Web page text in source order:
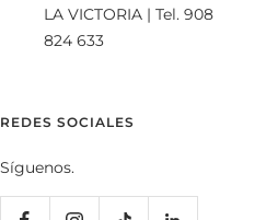
LA VICTORIA | Tel. 908
824 633
REDES SOCIALES
Síguenos.